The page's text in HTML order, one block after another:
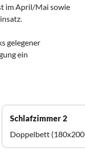
im April/Mai sowie
gelegener
ein
Schlafzimmer 2
Doppelbett (180x200